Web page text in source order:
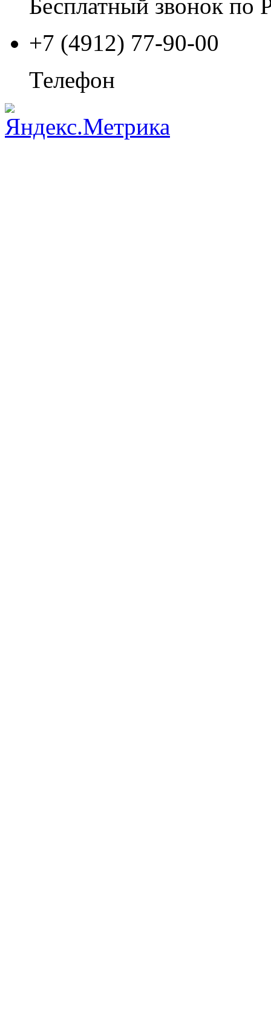
Бесплатный звонок по
+7 (4912) 77-90-00
Телефон